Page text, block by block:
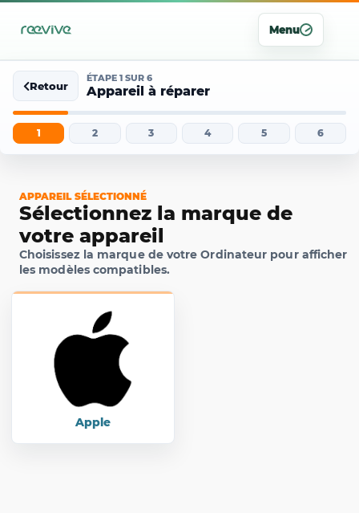
Menu
Retour
ÉTAPE 1 SUR 6
Appareil à réparer
1 2 3 4 5 6
APPAREIL SÉLECTIONNÉ
Sélectionnez la marque de
votre appareil
Choisissez la marque de votre Ordinateur pour afficher
les modèles compatibles.
Apple